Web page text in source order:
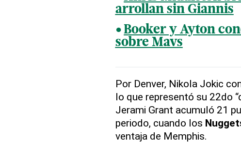
arrollan sin Giannis
Booker y Ayton
sobre Mavs
Por Denver, Nikola Jokic
lo que representó su 22do
Jerami Grant acumuló 21
periodo, cuando los
ventaja de Memphis.